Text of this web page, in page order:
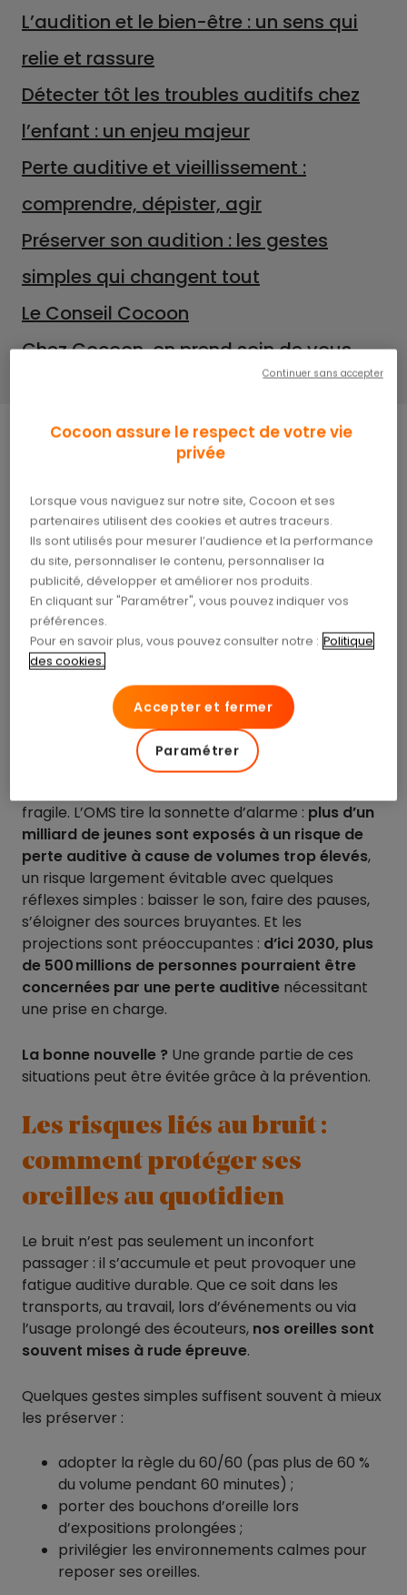
L’audition et le bien-être : un sens qui
relie et rassure
Détecter tôt les troubles auditifs chez
l’enfant : un enjeu majeur
Perte auditive et vieillissement :
comprendre, dépister, agir
Préserver son audition : les gestes
simples qui changent tout
Le Conseil Cocoon
Chez Cocoon, on prend soin de vous
savourer une musique… L’audition crée des liens,
nourrit nos émotions et nous accompagne tout au
long de la vie.Chaque 3 mars, la Journée
mondiale de l’audition nous rappelle à quel point
ce sens mérite toute notre attention.
Pourquoi la Journée
mondiale de l’audition est
essentielle
Transports, concerts, écouteurs au quotidien :
sans s’en rendre compte, notre oreille est souvent
fragile. L’OMS tire la sonnette d’alarme : plus d’un
milliard de jeunes sont exposés à un risque de
perte auditive à cause de volumes trop élevés,
un risque largement évitable avec quelques
réflexes simples : baisser le son, faire des pauses,
s’éloigner des sources bruyantes. Et les
projections sont préoccupantes : d’ici 2030, plus
de 500 millions de personnes pourraient être
concernées par une perte auditive nécessitant
une prise en charge.
La bonne nouvelle ? Une grande partie de ces
situations peut être évitée grâce à la prévention.
Les risques liés au bruit :
comment protéger ses
oreilles au quotidien
Le bruit n’est pas seulement un inconfort
passager : il s’accumule et peut provoquer une
fatigue auditive durable. Que ce soit dans les
transports, au travail, lors d’événements ou via
l’usage prolongé des écouteurs, nos oreilles sont
souvent mises à rude épreuve.
Quelques gestes simples suffisent souvent à mieux
les préserver :
adopter la règle du 60/60 (pas plus de 60 %
du volume pendant 60 minutes) ;
porter des bouchons d’oreille lors
d’expositions prolongées ;
privilégier les environnements calmes pour
reposer ses oreilles.
Cocoon assure le respect de votre vie
privée
Lorsque vous naviguez sur notre site, Cocoon et ses
partenaires utilisent des cookies et autres traceurs.
Ils sont utilisés pour mesurer l’audience et la performance
du site, personnaliser le contenu, personnaliser la
publicité, développer et améliorer nos produits.
En cliquant sur "Paramétrer", vous pouvez indiquer vos
préférences.
Pour en savoir plus, vous pouvez consulter notre : Politique
des cookies.
Accepter et fermer
Paramétrer
Continuer sans accepter